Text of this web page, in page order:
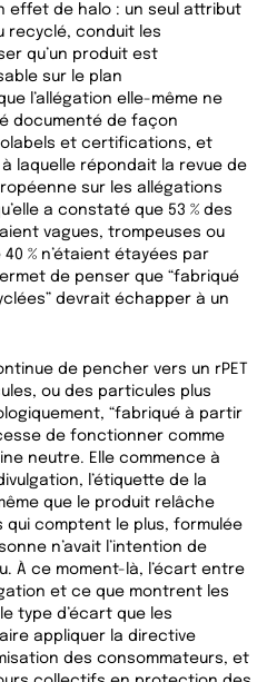
effet de halo : un seul attribut
recyclé, conduit les
qu’un produit est
sur le plan
l’allégation elle-même ne
documenté de façon
et certifications, et
à laquelle répondait la revue de
sur les allégations
a constaté que 53 % des
vagues, trompeuses ou
% n’étaient étayées par
de penser que “fabriqué
devrait échapper à un
de pencher vers un rPET
ou des particules plus
“fabriqué à partir
de fonctionner comme
neutre. Elle commence à
l’étiquette de la
que le produit relâche
comptent le plus, formulée
n’avait l’intention de
À ce moment-là, l’écart entre
et ce que montrent les
type d’écart que les
appliquer la directive
des consommateurs, et